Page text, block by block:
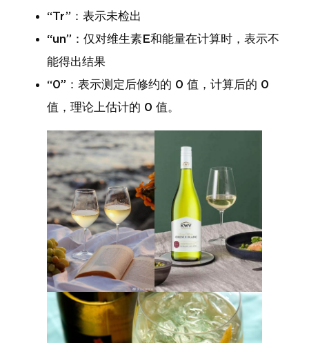
“Tr”：表示未检出
“un”：仅对维生素E和能量在计算时，表示不
能得出结果
“0”：表示测定后修约的 0 值，计算后的 0
值，理论上估计的 0 值。